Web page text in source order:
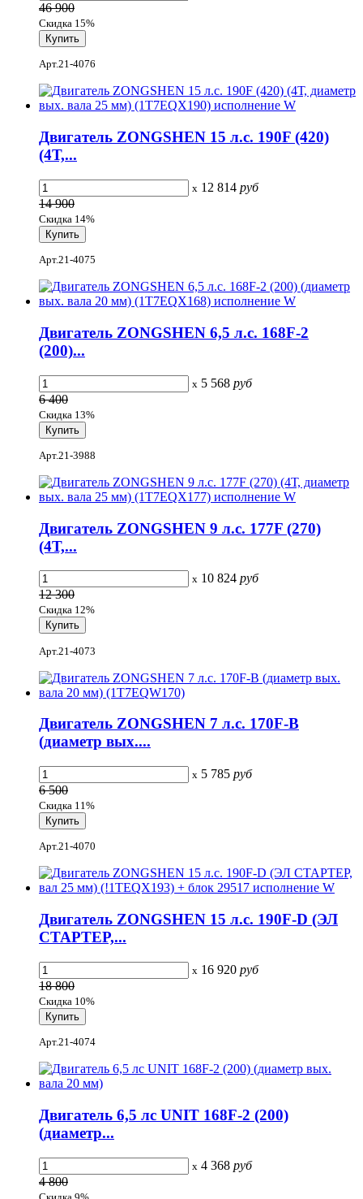
46 900
Скидка 15%
Арт.21-4076
Двигатель ZONGSHEN 15 л.с. 190F (420)
(4Т,...
x 12 814 руб
14 900
Скидка 14%
Арт.21-4075
Двигатель ZONGSHEN 6,5 л.с. 168F-2
(200)...
x 5 568 руб
6 400
Скидка 13%
Арт.21-3988
Двигатель ZONGSHEN 9 л.с. 177F (270)
(4Т,...
x 10 824 руб
12 300
Скидка 12%
Арт.21-4073
Двигатель ZONGSHEN 7 л.с. 170F-B
(диаметр вых....
x 5 785 руб
6 500
Скидка 11%
Арт.21-4070
Двигатель ZONGSHEN 15 л.с. 190F-D (ЭЛ
СТАРТЕР,...
x 16 920 руб
18 800
Скидка 10%
Арт.21-4074
Двигатель 6,5 лс UNIT 168F-2 (200)
(диаметр...
x 4 368 руб
4 800